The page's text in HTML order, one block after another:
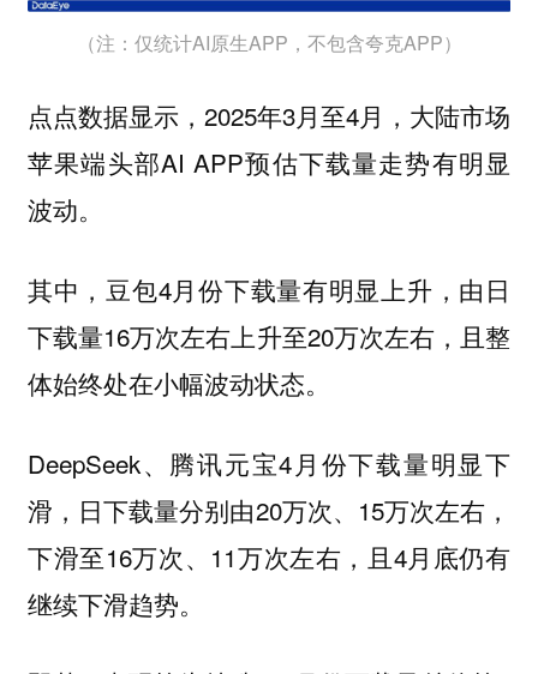
（注：仅统计AI原生APP，不包含夸克APP）
点点数据显示，2025年3月至4月，大陆市场
苹果端头部AI APP预估下载量走势有明显
波动。
其中，豆包4月份下载量有明显上升，由日
下载量16万次左右上升至20万次左右，且整
体始终处在小幅波动状态。
DeepSeek、腾讯元宝4月份下载量明显下
滑，日下载量分别由20万次、15万次左右，
下滑至16万次、11万次左右，且4月底仍有
继续下滑趋势。